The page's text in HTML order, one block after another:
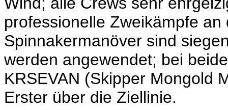
professionelle Zweikämpfe
Spinnakermanöver sind
werden angewendet; bei
KRSEVAN (Skipper Mongold
Erster über die Ziellinie.